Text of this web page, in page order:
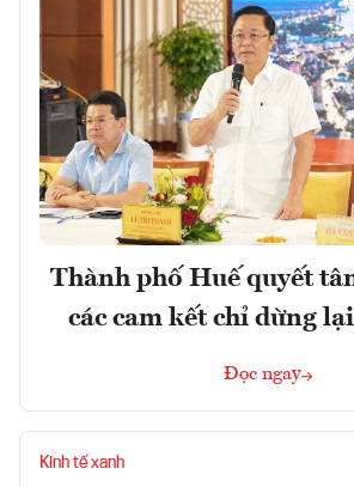
Thành phố Huế quyết
các cam kết chỉ dừng
Đọc ngay
Kinh tế xanh